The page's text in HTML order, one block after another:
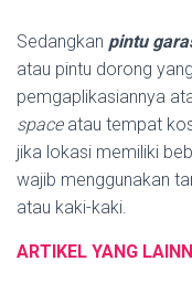
Sedangkan pintu
atau pintu dorong
pemgaplikasiannya
spaceatau tempat
jika lokasi memiliki
wajib menggunakan
atau kaki-kaki.
ARTIKEL YANG